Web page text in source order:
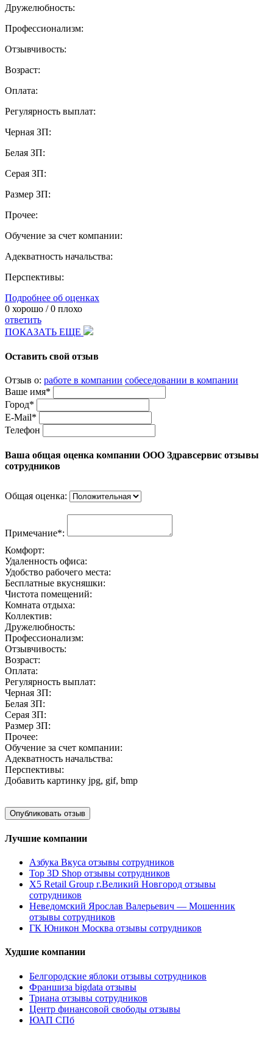
Дружелюбность:
Профессионализм:
Отзывчивость:
Возраст:
Оплата:
Регулярность выплат:
Черная ЗП:
Белая ЗП:
Серая ЗП:
Размер ЗП:
Прочее:
Обучение за счет компании:
Адекватность начальства:
Перспективы:
Подробнее об оценках
0 хорошо /0 плохо
ответить
ПОКАЗАТЬ ЕЩЕ
Оставить свой отзыв
Отзыв о: работе в компании собеседовании в компании
Ваше имя*
Город*
E-Mail*
Телефон
Ваша общая оценка компании ООО Здравсервис отзывы
сотрудников
Общая оценка:
Примечание*:
Комфорт:
Удаленность офиса:
Удобство рабочего места:
Бесплатные вкусняшки:
Чистота помещений:
Комната отдыха:
Коллектив:
Дружелюбность:
Профессионализм:
Отзывчивость:
Возраст:
Оплата:
Регулярность выплат:
Черная ЗП:
Белая ЗП:
Серая ЗП:
Размер ЗП:
Прочее:
Обучение за счет компании:
Адекватность начальства:
Перспективы:
Добавить картинку jpg, gif, bmp
Лучшие компании
Азбука Вкуса отзывы сотрудников
Top 3D Shop отзывы сотрудников
X5 Retail Group г.Великий Новгород отзывы
сотрудников
Неведомский Ярослав Валерьевич — Мошенник
отзывы сотрудников
ГК Юникон Москва отзывы сотрудников
Худшие компании
Белгородские яблоки отзывы сотрудников
Франшиза bigdata отзывы
Триана отзывы сотрудников
Центр финансовой свободы отзывы
ЮАП СПб